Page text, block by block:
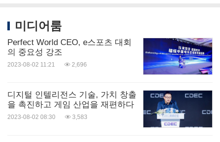
미디어룸
Perfect World CEO, e스포츠 대회
의 중요성 강조
2023-08-02 11:21 2,696
디지털 인텔리전스 기술, 가치 창출
을 촉진하고 게임 산업을 재편하다
2023-08-02 08:30 3,583